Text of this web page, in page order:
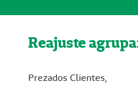
Reajuste
Prezados Clientes,